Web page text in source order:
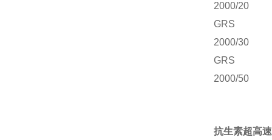
2000/20
GRS
2000/30
GRS
2000/50
抗生素超高